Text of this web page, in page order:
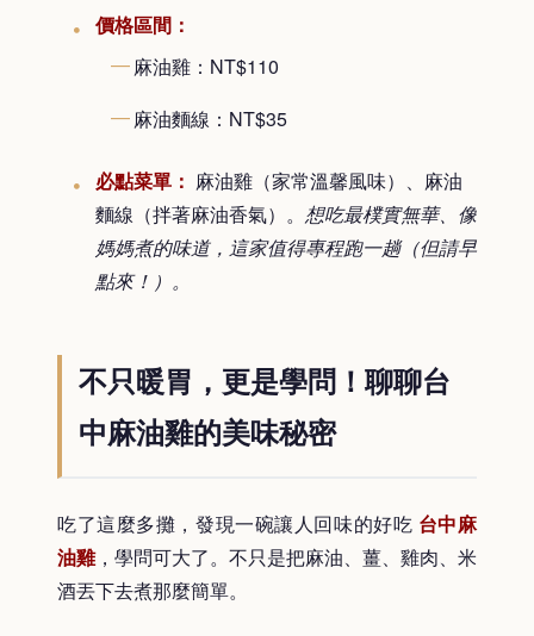
價格區間：
麻油雞：NT$110
麻油麵線：NT$35
必點菜單： 麻油雞（家常溫馨風味）、麻油
麵線（拌著麻油香氣）。 想吃最樸實無華、像
媽媽煮的味道，這家值得專程跑一趟（但請早
點來！）。
不只暖胃，更是學問！聊聊台
中麻油雞的美味秘密
吃了這麼多攤，發現一碗讓人回味的好吃 台中麻
油雞，學問可大了。不只是把麻油、薑、雞肉、米
酒丟下去煮那麼簡單。